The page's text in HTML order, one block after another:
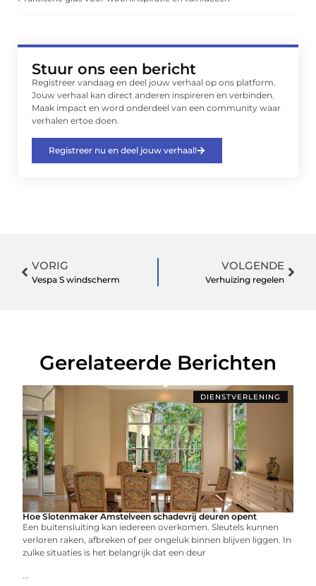
Stuur ons een bericht
Registreer vandaag en deel jouw verhaal op ons platform.
Jouw verhaal kan direct anderen inspireren en verbinden.
Maak impact en word onderdeel van een community waar
verhalen ertoe doen.
Registreer nu en deel jouw verhaal!
VORIG
Vespa S windscherm
VOLGENDE
Verhuizing regelen
Gerelateerde Berichten
DIENSTVERLENING
Hoe Slotenmaker Amstelveen schadevrij deuren opent
Een buitensluiting kan iedereen overkomen. Sleutels kunnen
verloren raken, afbreken of per ongeluk binnen blijven liggen. In
zulke situaties is het belangrijk dat een deur
...